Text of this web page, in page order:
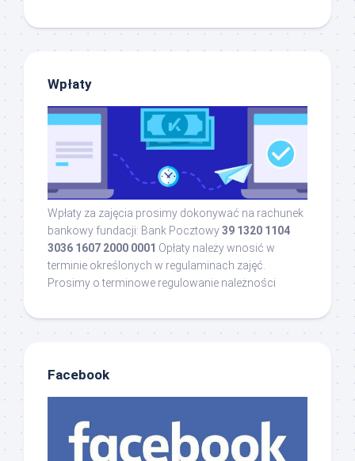
Wpłaty
Wpłaty za zajęcia prosimy dokonywać na rachunek
bankowy fundacji: Bank Pocztowy39 1320 1104
3036 1607 2000 0001 Opłaty należy wnosić w
terminie określonych w regulaminach zajęć.
Prosimy o terminowe regulowanie należności
Facebook